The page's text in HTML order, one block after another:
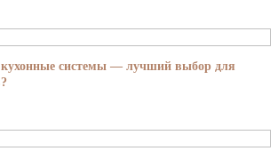
системы — лучший выбор для